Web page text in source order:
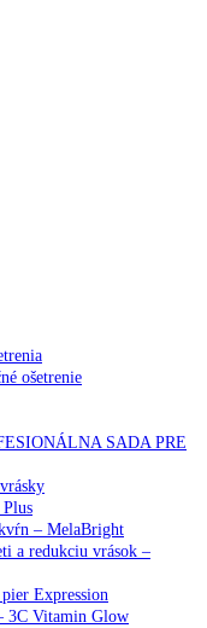
ošetrenie
SADA PRE
– MelaBright
a redukciu vrások –
Expression
3C Vitamin Glow